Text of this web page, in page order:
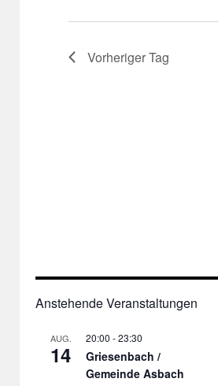
Vorheriger Tag
Anstehende Veranstaltungen
AUG.
14
20:00 -23:30
Griesenbach /
Gemeinde Asbach